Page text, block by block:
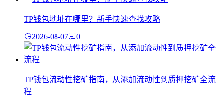
TP钱包地址在哪里？新手快速查找攻略
2026-08-07 0
TP钱包流动性挖矿指南，从添加流动性到质押挖矿全流
程